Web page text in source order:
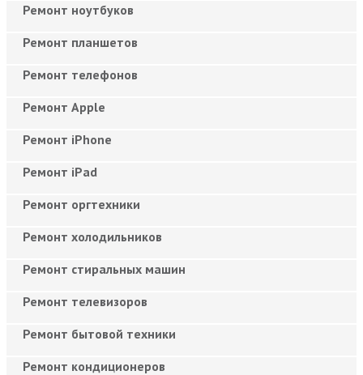
Ремонт ноутбуков
Ремонт планшетов
Ремонт телефонов
Ремонт Apple
Ремонт iPhone
Ремонт iPad
Ремонт оргтехники
Ремонт холодильников
Ремонт стиральных машин
Ремонт телевизоров
Ремонт бытовой техники
Ремонт кондиционеров